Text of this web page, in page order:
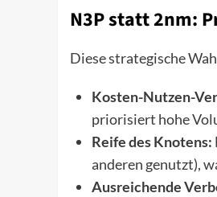
N3P statt 2nm:
Diese strategische
Kosten-Nutzen-
priorisiert hohe
Reife des Knotens:
anderen genutzt),
Ausreichende